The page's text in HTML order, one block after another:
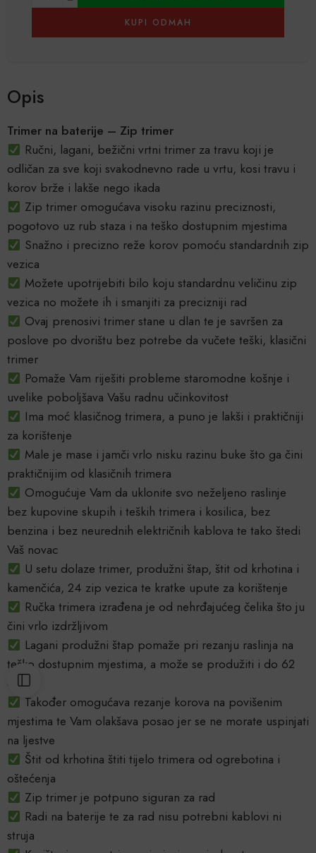
KUPI ODMAH
Opis
Trimer na baterije – Zip trimer
Ručni, lagani, bežični vrtni trimer za travu koji je
odličan za sve koji svakodnevno rade u vrtu, kosi travu i
korov brže i lakše nego ikada
Zip trimer omogućava visoku razinu preciznosti,
pogotovo uz rub staza i na teško dostupnim mjestima
Snažno i precizno reže korov pomoću standardnih zip
vezica
Možete upotrijebiti bilo koju standardnu veličinu zip
vezica no možete ih i smanjiti za precizniji rad
Ovaj prenosivi trimer stane u dlan te je savršen za
poslove po dvorištu bez potrebe da vučete teški, klasični
trimer
Pomaže Vam riješiti probleme staromodne košnje i
uvelike poboljšava Vašu radnu učinkovitost
Ima moć klasičnog trimera, a puno je lakši i praktičniji
za korištenje
Male je mase i jamči vrlo nisku razinu buke što ga čini
praktičnijim od klasičnih trimera
Omogućuje Vam da uklonite svo neželjeno raslinje
bez kupovine skupih i teških trimera i kosilica, bez
benzina i bez neurednih električnih kablova te tako štedi
Vaš novac
U setu dolaze trimer, produžni štap, štit od krhotina i
kamenčića, 24 zip vezica te kratke upute za korištenje
Ručka trimera izrađena je od nehrđajućeg čelika što ju
čini vrlo izdržljivom
Lagani produžni štap pomaže pri rezanju raslinja na
teško dostupnim mjestima, a može se produžiti i do 62
cm
Također omogućava rezanje korova na povišenim
mjestima te Vam olakšava posao jer se ne morate uspinjati
na ljestve
Štit od krhotina štiti tijelo trimera od ogrebotina i
oštećenja
Zip trimer je potpuno siguran za rad
Radi na baterije te za rad nisu potrebni kablovi ni
struja